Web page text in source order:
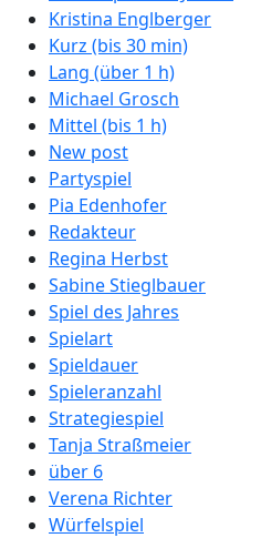
Kristina Englberger
Kurz (bis 30 min)
Lang (über 1 h)
Michael Grosch
Mittel (bis 1 h)
New post
Partyspiel
Pia Edenhofer
Redakteur
Regina Herbst
Sabine Stieglbauer
Spiel des Jahres
Spielart
Spieldauer
Spieleranzahl
Strategiespiel
Tanja Straßmeier
über 6
Verena Richter
Würfelspiel